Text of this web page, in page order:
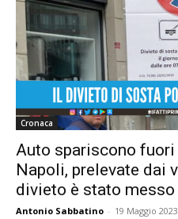
Cronaca
Auto spariscono
Napoli, prelevate dai
divieto è stato messo
Antonio Sabbatino - 19 Maggio 2023